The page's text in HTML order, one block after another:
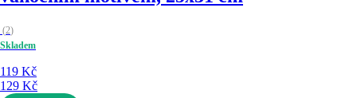
(2)
Skladem
119 Kč
129 Kč